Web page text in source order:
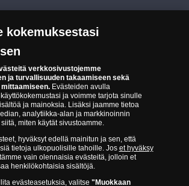
virallisena jakelijana useimmille maailman
ja keskuspankeille, kuten Norjan rahapaja,
rahapaja, Ranskan rahapaja, Kanadan
Australian kuninkaallinen rahapaja, Etelä-
rahapaja, Itävallan rahapaja, Alankomaiden
Espanjan kuninkaallinen rahapaja ja monet
kokemuksestasi
verkkosivustojemme
ja turvallisuuden takaamiseen sekä
Evästeiden avulla
ja voimme tarjota sinulle
ja mainoksia. Lisäksi jaamme tietoa
analytiikka-alan ja markkinoinnin
miten käytät sivustoamme.
hyväksyt edellä mainitun ja sen, että
tietoja ulkopuolisille tahoille. Jos et hyväksy
vain olennaisia evästeitä, jolloin et
henkilökohtaisia sisältöjä.
evästeasetuksia, valitse "Muokkaan